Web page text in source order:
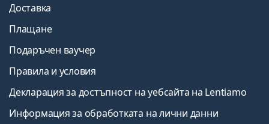
Доставка
Плащане
Подаръчен ваучер
Правила и условия
Декларация за достъпност на уебсайта на Lentiamo
Информация за обработката на лични данни